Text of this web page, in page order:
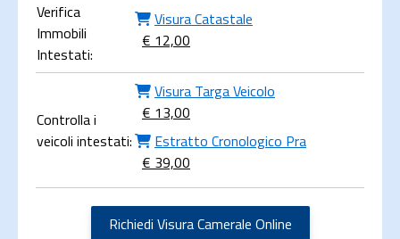
Verifica
Immobili
Intestati:
Visura Catastale
€ 12,00
Controlla i
veicoli intestati:
Visura Targa Veicolo
€ 13,00
Estratto Cronologico Pra
€ 39,00
Richiedi Visura Camerale Online